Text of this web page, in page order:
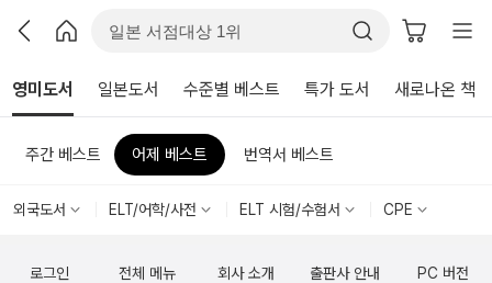
영미도서 일본도서 수준별 베스트 특가 도서 새로나온 책
주간 베스트 어제 베스트 번역서 베스트
외국도서 ELT/어학/사전 ELT 시험/수험서 CPE
로그인 전체 메뉴 회사 소개 출판사 안내 PC 버전